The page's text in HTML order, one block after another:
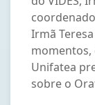
Irmã
momentos,
Unifatea
sobre o